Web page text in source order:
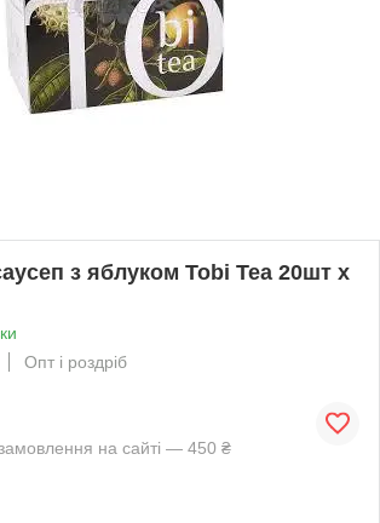
з яблуком Tobi Tea 20шт х
Опт і роздріб
на сайті — 450 ₴